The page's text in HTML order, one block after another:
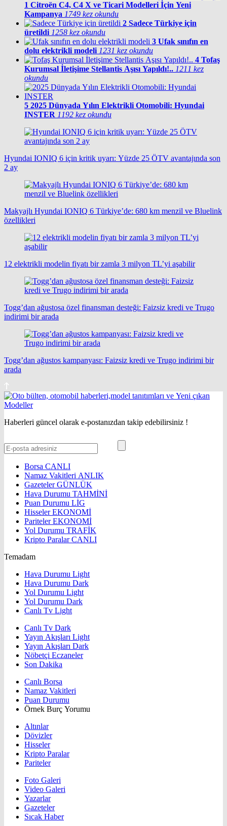
1 Citroën C4, C4 X ve Ticari Modelleri İçin Yeni
Kampanya 1749 kez okundu
2 Sadece Türkiye için
üretildi 1258 kez okundu
3 Ufak sınıfın en
dolu elektrikli modeli 1231 kez okundu
4 Tofaş
Kurumsal İletişime Stellantis Aşısı Yapıldı!.. 1211 kez
okundu
5 2025 Dünyada Yılın Elektrikli Otomobili: Hyundai
INSTER 1192 kez okundu
Hyundai IONIQ 6 için kritik uyarı: Yüzde 25 ÖTV avantajında son
2 ay
Makyajlı Hyundai IONIQ 6 Türkiye’de: 680 km menzil ve Bluelink
özellikleri
12 elektrikli modelin fiyatı bir zamla 3 milyon TL’yi aşabilir
Togg’dan ağustosa özel finansman desteği: Faizsiz kredi ve Trugo
indirimi bir arada
Togg’dan ağustos kampanyası: Faizsiz kredi ve Trugo indirimi bir
arada
Haberleri güncel olarak e-postanızdan takip edebilirsiniz !
Borsa CANLI
Namaz Vakitleri ANLIK
GazetelerGÜNLÜK
Hava Durumu TAHMİNİ
Puan Durumu LİG
HisselerEKONOMİ
ParitelerEKONOMİ
Yol Durumu TRAFİK
Kripto ParalarCANLI
Temadam
Hava Durumu Light
Hava Durumu Dark
Yol Durumu Light
Yol Durumu Dark
Canlı Tv Light
Canlı Tv Dark
Yayın Akışları Light
Yayın Akışları Dark
Nöbetçi Eczaneler
Son Dakika
Canlı Borsa
Namaz Vakitleri
Puan Durumu
Örnek Burç Yorumu
Altınlar
Dövizler
Hisseler
Kripto Paralar
Pariteler
Foto Galeri
Video Galeri
Yazarlar
Gazeteler
Sıcak Haber